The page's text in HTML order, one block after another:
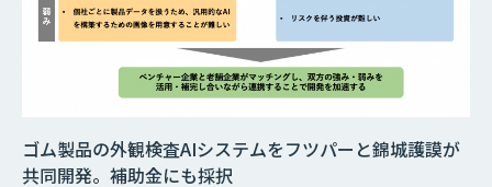
ゴム製品の外観検査AIシステムをフツパーと錦城護謨が
共同開発。補助金にも採択